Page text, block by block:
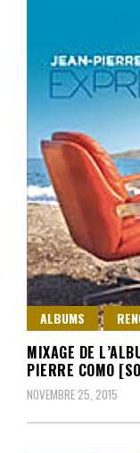
ALBUMS
MIXAGE DE
PIERRE COMO
NOVEMBRE 25, 2015